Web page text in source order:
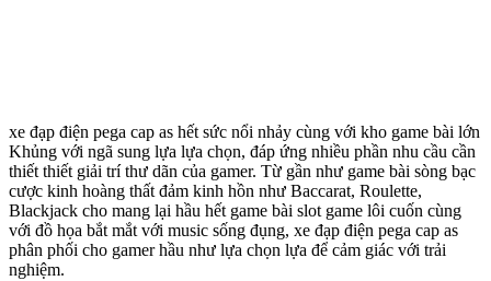
xe đạp điện pega cap as hết sức nổi nhảy cùng với kho game bài lớn
Khủng với ngã sung lựa lựa chọn, đáp ứng nhiều phần nhu cầu cần
thiết thiết giải trí thư dãn của gamer. Từ gần như game bài sòng bạc
cược kinh hoàng thất đảm kinh hồn như Baccarat, Roulette,
Blackjack cho mang lại hầu hết game bài slot game lôi cuốn cùng
với đồ họa bắt mắt với music sống đụng, xe đạp điện pega cap as
phân phối cho gamer hầu như lựa chọn lựa để cảm giác với trải
nghiệm.